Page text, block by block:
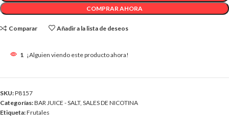
COMPRAR AHORA
Comparar Añadir a la lista de deseos
1 ¡Alguien viendo este producto ahora!
SKU:P8157
Categorías:BAR JUICE - SALT, SALES DE NICOTINA
Etiqueta:Frutales